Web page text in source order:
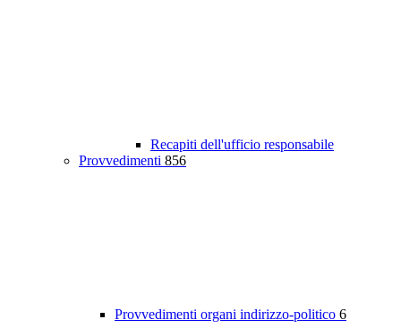
Recapiti dell'ufficio responsabile
Provvedimenti 856
Provvedimenti organi indirizzo-politico 6